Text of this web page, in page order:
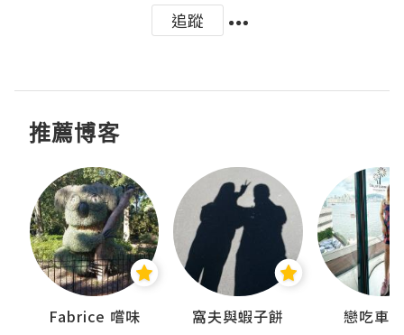
追蹤
推薦博客
Fabrice 嚐味 窩夫與蝦子餅 戀吃車